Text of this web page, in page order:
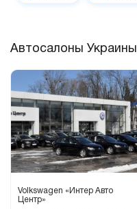
Автосалоны Украины
Volkswagen «Интер Авто
Центр»